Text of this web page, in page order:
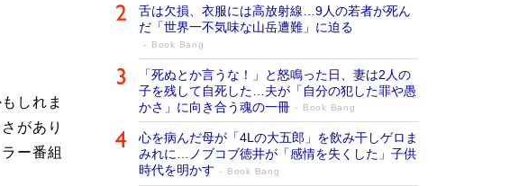
しれま
があり
ー番組
舌は欠損、衣服には高放射線…9人の若者が死ん
だ「世界一不気味な山岳遭難」に迫る
Book Bang
「死ぬとか言うな！」と怒鳴った日、妻は2人の
子を残して自死した…夫が「自分の犯した罪や愚
かさ」に向き合う魂の一冊
Book Bang
心を病んだ母が「4Lの大五郎」を飲み干しゲロま
みれに…ノブコブ徳井が「感情を失くした」子供
時代を明かす
Book Bang